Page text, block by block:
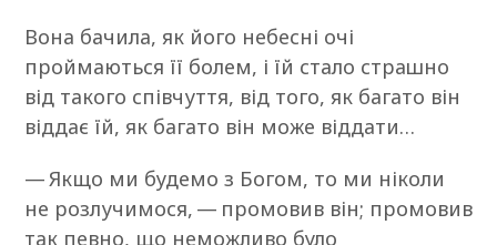
Вона бачила, як його небесні очі
проймаються її болем, і їй стало страшно
від такого співчуття, від того, як багато він
віддає їй, як багато він може віддати…
— Якщо ми будемо з Богом, то ми ніколи
не розлучимося, — промовив він; промовив
так певно, що неможливо було